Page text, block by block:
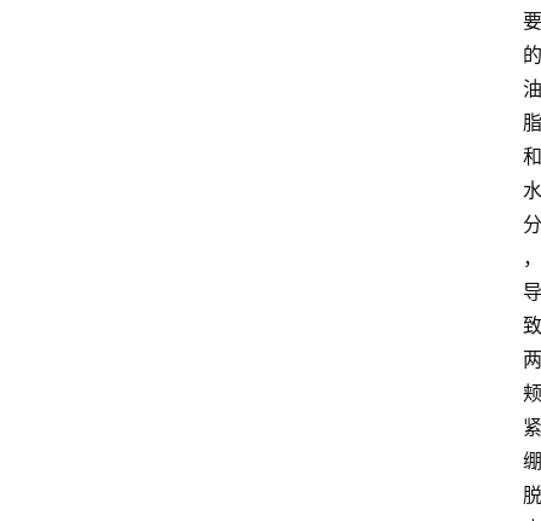
要
的
油
脂
和
水
分
，
导
致
两
颊
紧
绷
脱